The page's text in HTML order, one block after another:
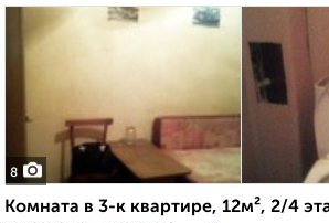
8
Комната в 3-к квартире, 12м², 2/4